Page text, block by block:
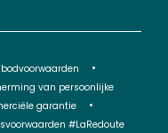
van persoonlijke
garantie
#LaRedoute